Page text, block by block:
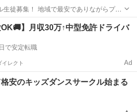
でありながらプロ
越 目駅 ヒップホップ
OK🚚】月収30万↑中型免許ドライバ
で安定転職
イレクト Ad
安のキッズダンスサークル始まる